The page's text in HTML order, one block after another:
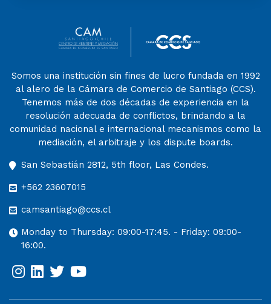
Somos una institución sin fines de lucro fundada en 1992
al alero de la Cámara de Comercio de Santiago (CCS).
Tenemos más de dos décadas de experiencia en la
resolución adecuada de conflictos, brindando a la
comunidad nacional e internacional mecanismos como la
mediación, el arbitraje y los dispute boards.
San Sebastián 2812, 5th floor, Las Condes.
+562 23607015
camsantiago@ccs.cl
Monday to Thursday: 09:00-17:45. - Friday: 09:00-
16:00.